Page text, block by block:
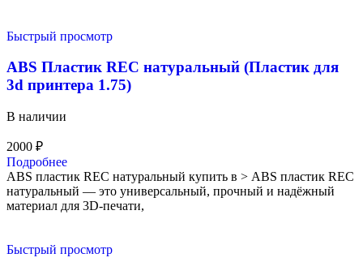
Быстрый просмотр
ABS Пластик REC натуральный (Пластик для
3d принтера 1.75)
В наличии
2000 ₽
Подробнее
ABS пластик REC натуральный купить в > ABS пластик REC
натуральный — это универсальный, прочный и надёжный
материал для 3D-печати,
Быстрый просмотр